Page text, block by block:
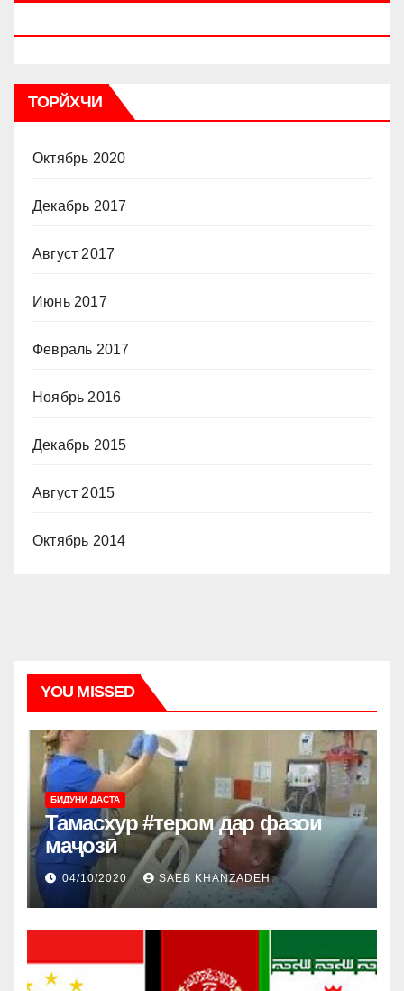
ТОРЙХЧИ
Октябрь 2020
Декабрь 2017
Август 2017
Июнь 2017
Февраль 2017
Ноябрь 2016
Декабрь 2015
Август 2015
Октябрь 2014
YOU MISSED
БИДУНИ ДАСТА
Тамасхур #тером дар фазои
маҷозӣ
04/10/2020 SAEB KHANZADEH